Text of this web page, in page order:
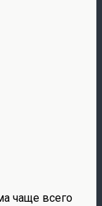
чаще всего